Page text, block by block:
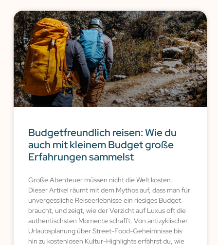
Budgetfreundlich reisen: Wie du
auch mit kleinem Budget große
Erfahrungen sammelst
Große Abenteuer müssen nicht die Welt kosten.
Dieser Artikel räumt mit dem Mythos auf, dass man für
unvergessliche Reiseerlebnisse ein riesiges Budget
braucht, und zeigt, wie der Verzicht auf Luxus oft die
authentischsten Momente schafft. Von antizyklischer
Urlaubsplanung über Street-Food-Geheimnisse bis
hin zu kostenlosen Kultur-Highlights erfährst du, wie